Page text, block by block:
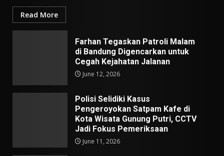
Read More
Farhan Tegaskan Patroli Malam
di Bandung Digencarkan untuk
Cegah Kejahatan Jalanan
June 12, 2026
Polisi Selidiki Kasus
Pengeroyokan Satpam Kafe di
Kota Wisata Gunung Putri, CCTV
Jadi Fokus Pemeriksaan
June 11, 2026